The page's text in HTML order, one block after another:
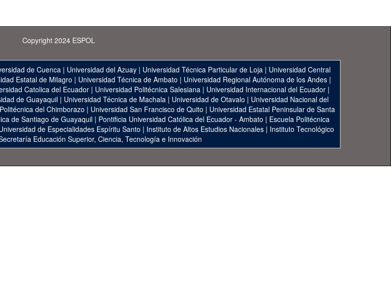
Copyright 2024 ESPOL
de Cuenca | Universidad del Azuay | Universidad Técnica Particular de Loja | Universidad Central
Estatal de Milagro | Universidad Técnica de Ambato | Universidad Regional Autónoma de los Andes|
Catolica del Ecuador| Universidad Politécnica Salesiana| Universidad Internacional del Ecuador|
de Guayaquil | Universidad Técnica de Machala | Universidad de Otavalo | Universidad Nacional del
del Chimborazo | Universidad San Francisco de Quito | Universidad Estatal Peninsular de Santa
de Santiago de Guayaquil | Pontificia Universidad Católica del Ecuador - Ambato | Escuela Politécnica
de Especialidades Espíritu Santo | Instituto de Altos Estudios Nacionales | Instituto Tecnológico
Educación Superior, Ciencia, Tecnología e Innovación